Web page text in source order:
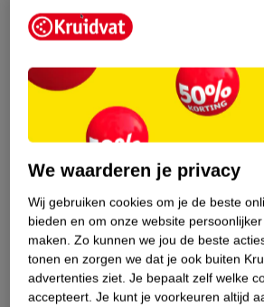
Veilig betalen
Zelf cookies beheren
We waarderen je privacy
Wij gebruiken cookies om je de beste
bieden en om onze website
maken. Zo kunnen we jou de beste
tonen en zorgen we dat je ook buiten
advertenties ziet. Je bepaalt zelf welke
accepteert. Je kunt je voorkeuren altijd